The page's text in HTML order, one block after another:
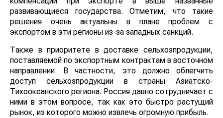
развивающиеся государства. Отметим, что такие
решения очень актуальны в плане проблем с
экспортом в эти регионы из-за западных санкций.
Также в приоритете в доставке сельхозпродукции,
поставляемой по экспортным контрактам в восточном
направлении. В частности, это должно облегчить
доступ сельхозпродукции в страны Азиатско-
Тихоокеанского региона. Россия давно сотрудничает с
ними в этом вопросе, так как это быстро растущий
рынок, из которого можно извлечь огромную прибыль.